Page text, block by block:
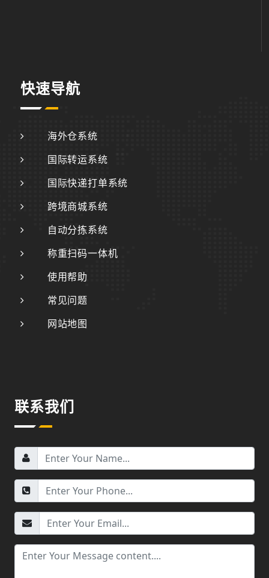
快速导航
海外仓系统
国际转运系统
国际快递打单系统
跨境商城系统
自动分拣系统
称重扫码一体机
使用帮助
常见问题
网站地图
联系我们